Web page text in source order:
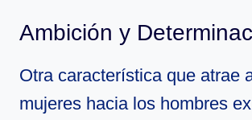
Ambición y
Otra característica que atrae
mujeres hacia los hombres